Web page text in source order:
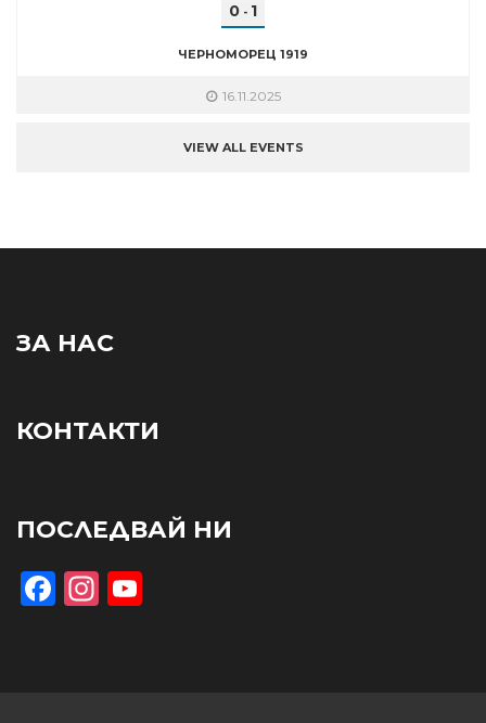
0 - 1
ЧЕРНОМОРЕЦ 1919
16.11.2025
VIEW ALL EVENTS
ЗА НАС
КОНТАКТИ
ПОСЛЕДВАЙ НИ
Facebook
Instagram